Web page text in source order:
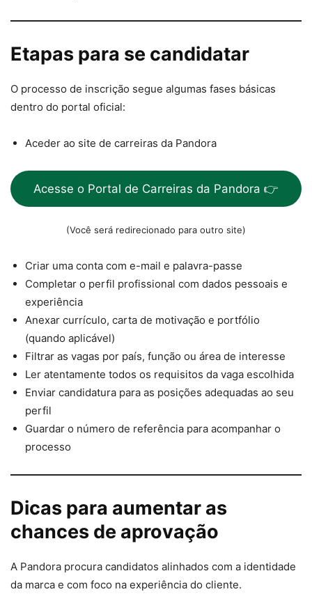
Etapas para se candidatar
O processo de inscrição segue algumas fases básicas
dentro do portal oficial:
Aceder ao site de carreiras da Pandora
Acesse o Portal de Carreiras da Pandora 👉
(Você será redirecionado para outro site)
Criar uma conta com e-mail e palavra-passe
Completar o perfil profissional com dados pessoais e
experiência
Anexar currículo, carta de motivação e portfólio
(quando aplicável)
Filtrar as vagas por país, função ou área de interesse
Ler atentamente todos os requisitos da vaga escolhida
Enviar candidatura para as posições adequadas ao seu
perfil
Guardar o número de referência para acompanhar o
processo
Dicas para aumentar as
chances de aprovação
A Pandora procura candidatos alinhados com a identidade
da marca e com foco na experiência do cliente.